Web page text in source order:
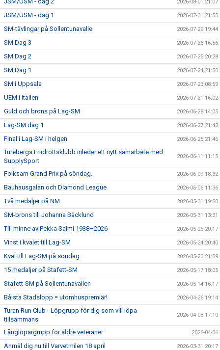
2026-08-01 21:07
JSM/USM - dag 1 2026-07-31 21:55
SM-tävlingar på Sollentunavalle 2026-07-29 19:44
SM Dag 3 2026-07-26 16:56
SM Dag 2 2026-07-25 20:28
SM Dag 1 2026-07-24 21:50
SM i Uppsala 2026-07-23 08:59
UEM i Italien 2026-07-21 16:02
Guld och brons på Lag-SM 2026-06-28 14:05
Lag-SM dag 1 2026-06-27 21:42
Final i Lag-SM i helgen 2026-06-25 21:46
Turebergs Friidrottsklubb inleder ett nytt samarbete med
SupplySport
2026-06-11 11:15
Folksam Grand Prix på söndag. 2026-06-09 18:32
Bauhausgalan och Diamond League 2026-06-06 11:36
Två medaljer på NM 2026-05-31 19:50
SM-brons till Johanna Bäcklund 2026-05-31 13:31
Till minne av Pekka Salmi 1938–2026 2026-05-25 20:17
Vinst i kvalet till Lag-SM 2026-05-24 20:40
Kval till Lag-SM på söndag 2026-05-23 21:59
15 medaljer på Stafett-SM 2026-05-17 18:05
Stafett-SM på Sollentunavallen 2026-05-14 16:17
Bålsta Stadslopp = utomhuspremiär! 2026-04-26 19:14
Turan Run Club - Löpgrupp för dig som vill löpa
tillsammans
2026-04-08 17:10
Långlöpargrupp för äldre veteraner 2026-04-06
Anmäl dig nu till Varvetmilen 18 april 2026-03-31 20:17